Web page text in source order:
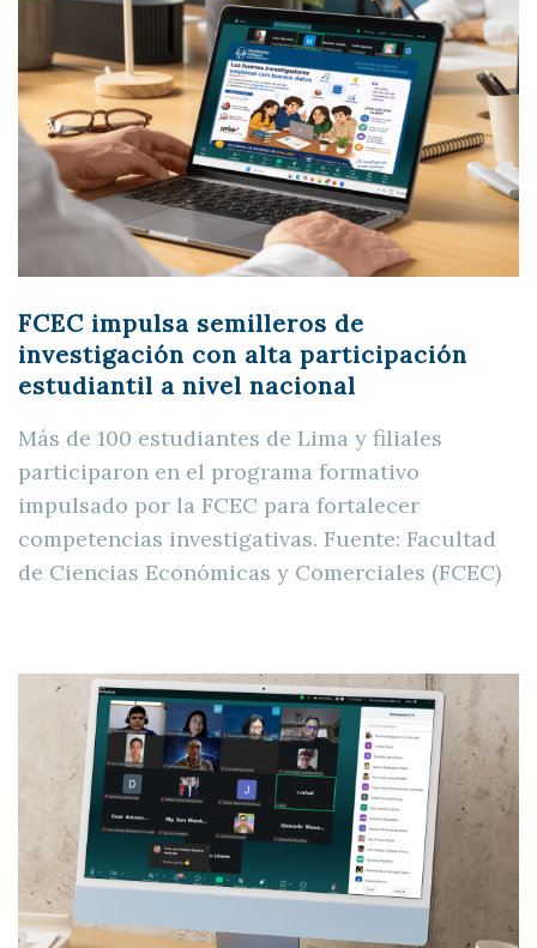
FCEC impulsa semilleros de
investigación con alta participación
estudiantil a nivel nacional
Más de 100 estudiantes de Lima y filiales
participaron en el programa formativo
impulsado por la FCEC para fortalecer
competencias investigativas. Fuente: Facultad
de Ciencias Económicas y Comerciales (FCEC)